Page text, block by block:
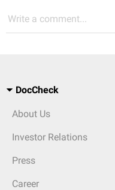
Write a comment...
DocCheck
About Us
Investor Relations
Press
Career